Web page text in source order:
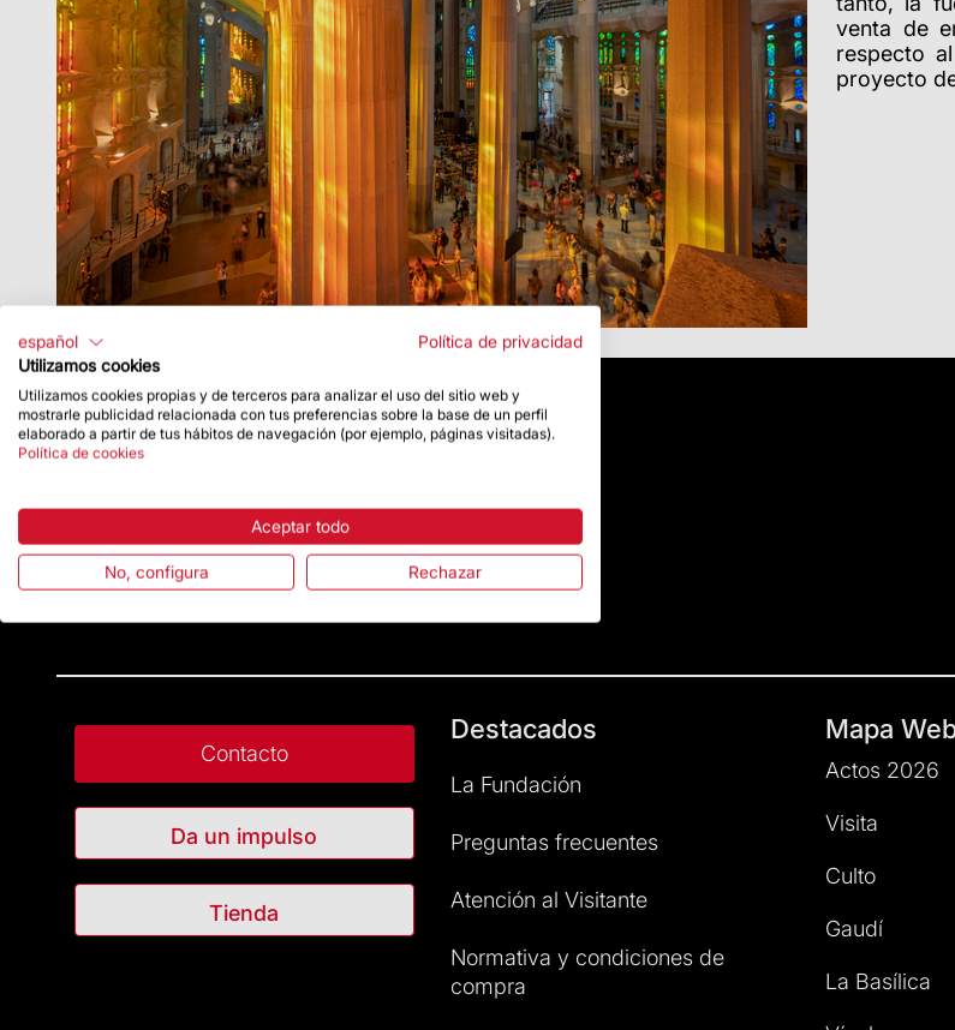
venta de
respecto
proyecto
Contacto
Da un impulso
Tienda
Destacados
La Fundación
Preguntas frecuentes
Atención al Visitante
Normativa y condiciones de
compra
Mapa
Actos 2026
Visita
Culto
Gaudí
La Basílica
español
Política de privacidad
Utilizamos cookies
Utilizamos cookies propias y de terceros para analizar el uso del sitio web y
mostrarle publicidad relacionada con tus preferencias sobre la base de un perfil
elaborado a partir de tus hábitos de navegación (por ejemplo, páginas visitadas).
Política de cookies
Aceptar todo
No, configura Rechazar